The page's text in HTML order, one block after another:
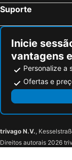
Suporte
Inicie
vantagens
Personalize a
Ofertas e
trivago N.V.,
Direitos autorais 2026